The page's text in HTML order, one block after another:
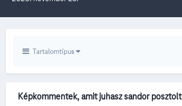
Tartalomtípus
Képkommentek, amit juhasz sandor posztolt